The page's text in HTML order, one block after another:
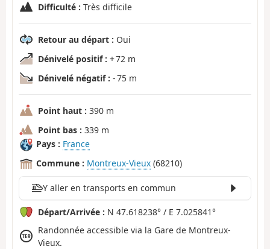
Difficulté : Très difficile
Retour au départ : Oui
Dénivelé positif : + 72 m
Dénivelé négatif : - 75 m
Point haut : 390 m
Point bas : 339 m
Pays : France
Commune : Montreux-Vieux (68210)
Y aller en transports en commun
Départ/Arrivée : N 47.618238° / E 7.025841°
Randonnée accessible via la Gare de Montreux-
Vieux.